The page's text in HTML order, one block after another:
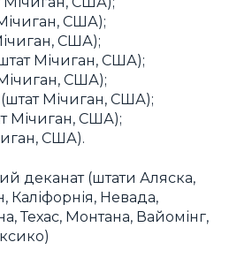
США);
США);
Мічиган, США);
США);
Мічиган, США);
Мічиган, США);
США).
деканат (штати Аляска,
Каліфорнія, Невада,
Техас, Монтана, Вайомінг,